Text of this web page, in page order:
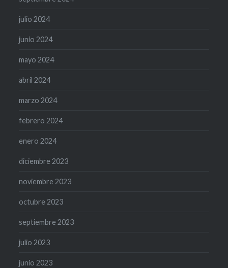
julio 2024
junio 2024
mayo 2024
abril 2024
marzo 2024
febrero 2024
enero 2024
diciembre 2023
noviembre 2023
octubre 2023
septiembre 2023
julio 2023
junio 2023